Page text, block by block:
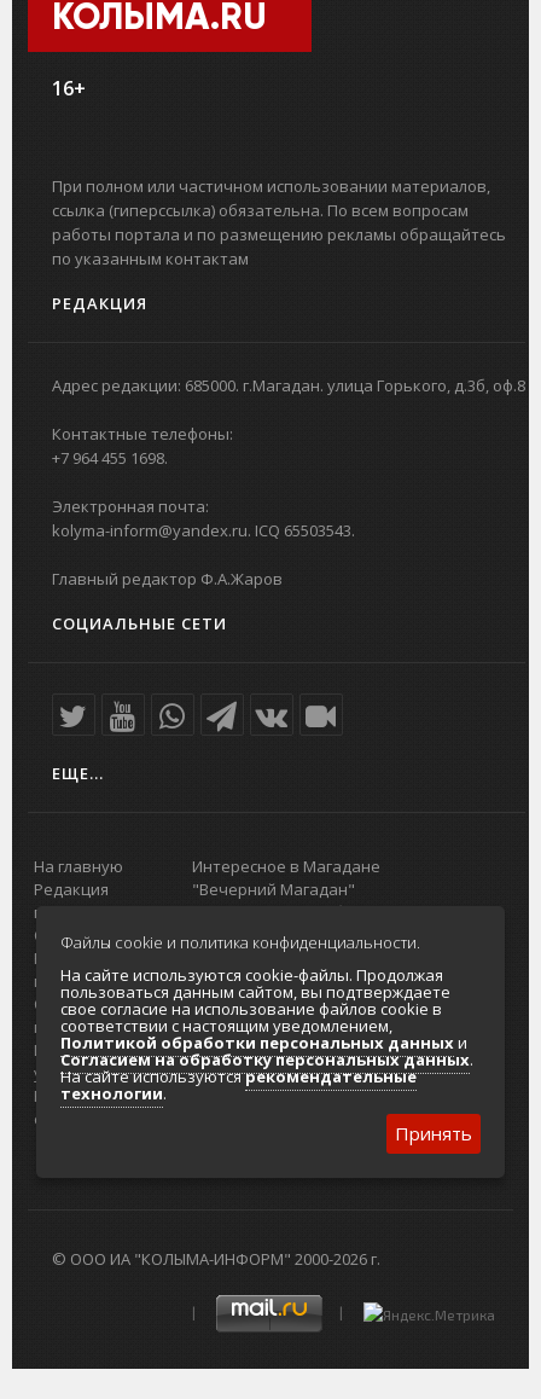
КОЛЫМА.RU
16+
При полном или частичном использовании материалов,
ссылка (гиперссылка) обязательна. По всем вопросам
работы портала и по размещению рекламы обращайтесь
по указанным контактам
РЕДАКЦИЯ
Адрес редакции: 685000. г.Магадан. улица Горького, д.3б, оф.8
Контактные телефоны:
+7 964 455 1698.
Электронная почта:
kolyma-inform@yandex.ru. ICQ 65503543.
Главный редактор Ф.А.Жаров
СОЦИАЛЬНЫЕ СЕТИ
ЕЩЕ...
На главную
Редакция
портала
О проекте
Реклама на
портале
Отзывы и
предложения
Интернет-
услуги
Разработка
сайтов
Интересное в Магадане
"Вечерний Магадан"
Реклама
Главный туристический портал
Колымы
Политика в отношении обработки
персональных данных
Согласие на обработку персональных
данных
© ООО ИА "КОЛЫМА-ИНФОРМ" 2000-2026 г.
Файлы cookie и политика конфиденциальности.
На сайте используются cookie-файлы. Продолжая
пользоваться данным сайтом, вы подтверждаете
свое согласие на использование файлов cookie в
соответствии с настоящим уведомлением,
Политикой обработки персональных данныхи
Согласием на обработку персональных данных.
На сайте используютсярекомендательные
технологии.
Принять